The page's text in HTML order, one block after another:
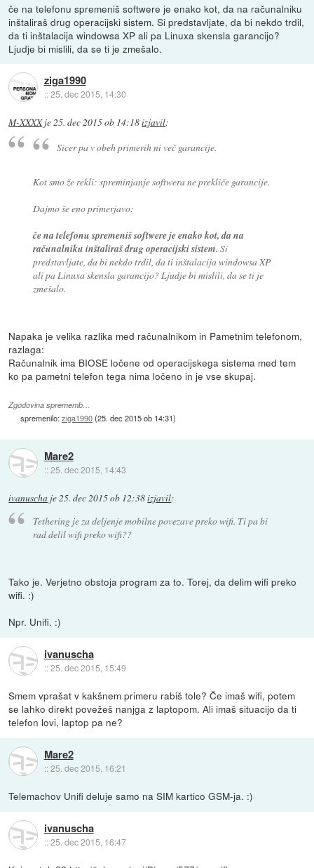
če na telefonu spremeniš softwere je enako kot, da na računalniku
inštaliraš drug operacijski sistem. Si predstavljate, da bi nekdo trdil,
da ti inštalacija windowsa XP ali pa Linuxa skensla garancijo?
Ljudje bi mislili, da se ti je zmešalo.
ziga1990
::25. dec 2015, 14:30
M-XXXXje 25. dec 2015 ob 14:18izjavil:
Sicer pa v obeh primerih ni več garancije.
Kot smo že rekli: spreminjanje softwera ne prekliče garancije.
Dajmo še eno primerjavo:
če na telefonu spremeniš softwere je enako kot, da na
računalniku inštaliraš drug operacijski sistem. Si
predstavljate, da bi nekdo trdil, da ti inštalacija windowsa XP
ali pa Linuxa skensla garancijo? Ljudje bi mislili, da se ti je
zmešalo.
Napaka je velika razlika med računalnikom in Pametnim telefonom,
razlaga:
Računalnik ima BIOSE ločene od operacijskega sistema med tem
ko pa pametni telefon tega nima ločeno in je vse skupaj.
Zgodovina sprememb…
spremenilo:ziga1990(25. dec 2015 ob 14:31)
Mare2
::25. dec 2015, 14:43
ivanuscha je25. dec 2015 ob 12:38izjavil:
Tethering je za deljenje mobilne povezave preko wifi. Ti pa bi
rad delil wifi preko wifi??
Tako je. Verjetno obstoja program za to. Torej, da delim wifi preko
wifi. :)
Npr. Unifi. :)
ivanuscha
::25. dec 2015, 15:49
Smem vprašat v kakšnem primeru rabiš tole? Če imaš wifi, potem
se lahko direkt povežeš nanjga z laptopom. Ali imaš situacijo da ti
telefon lovi, laptop pa ne?
Mare2
::25. dec 2015, 16:21
Telemachov Unifi deluje samo na SIM kartico GSM-ja. :)
ivanuscha
::25. dec 2015, 16:47